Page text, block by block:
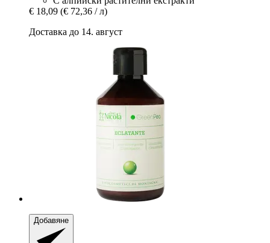
€ 18,09 (€ 72,36 / л)
Доставка до 14. август
Добавяне